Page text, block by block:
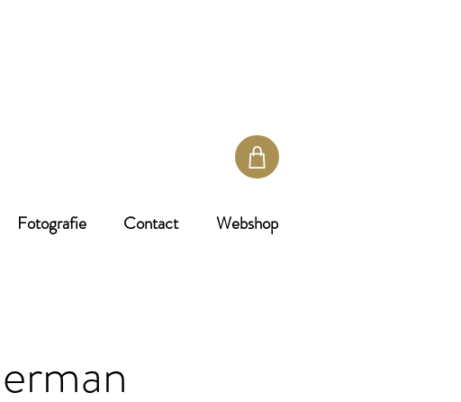
Fotografie Contact Webshop